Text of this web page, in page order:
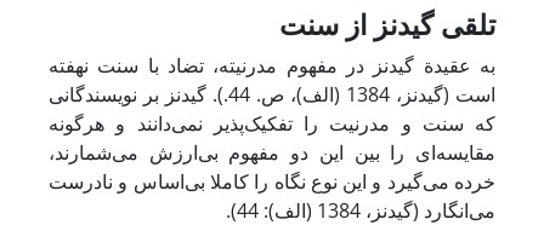
تلقی گیدنز از سنت
به عقیدة گیدنز در مفهوم مدرنیته، تضاد با سنت نهفته
است (گیدنز، 1384 (الف)، ص. 44.). گیدنز بر نویسندگانی
که سنت و مدرنیت را تفکیک‌پذیر نمی‌دانند و هرگونه
مقایسه‌ای را بین این دو مفهوم بی‌ارزش می‌شمارند،
خرده می‌گیرد و این نوع نگاه را کاملا بی‌اساس و نادرست
می‌انگارد (گیدنز، 1384 (الف): 44).